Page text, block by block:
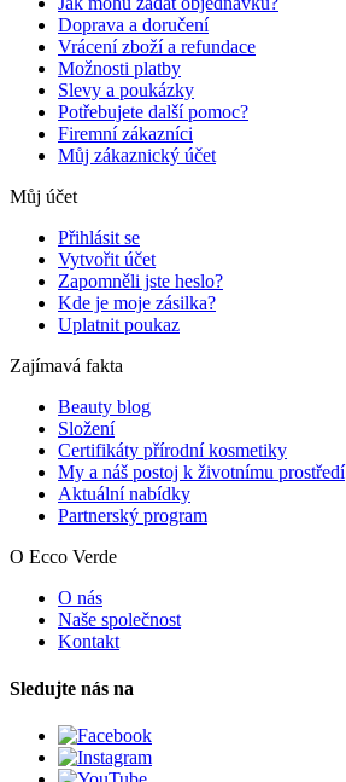
Doprava a doručení
Vrácení zboží a refundace
Možnosti platby
Slevy a poukázky
Potřebujete další pomoc?
Firemní zákazníci
Můj zákaznický účet
Můj účet
Přihlásit se
Vytvořit účet
Zapomněli jste heslo?
Kde je moje zásilka?
Uplatnit poukaz
Zajímavá fakta
Beauty blog
Složení
Certifikáty přírodní kosmetiky
My a náš postoj k životnímu prostředí
Aktuální nabídky
Partnerský program
O Ecco Verde
O nás
Naše společnost
Kontakt
Sledujte nás na